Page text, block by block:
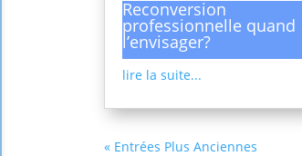
Reconversion
professionnelle quand
l’envisager?
lire la suite...
« Entrées Plus Anciennes